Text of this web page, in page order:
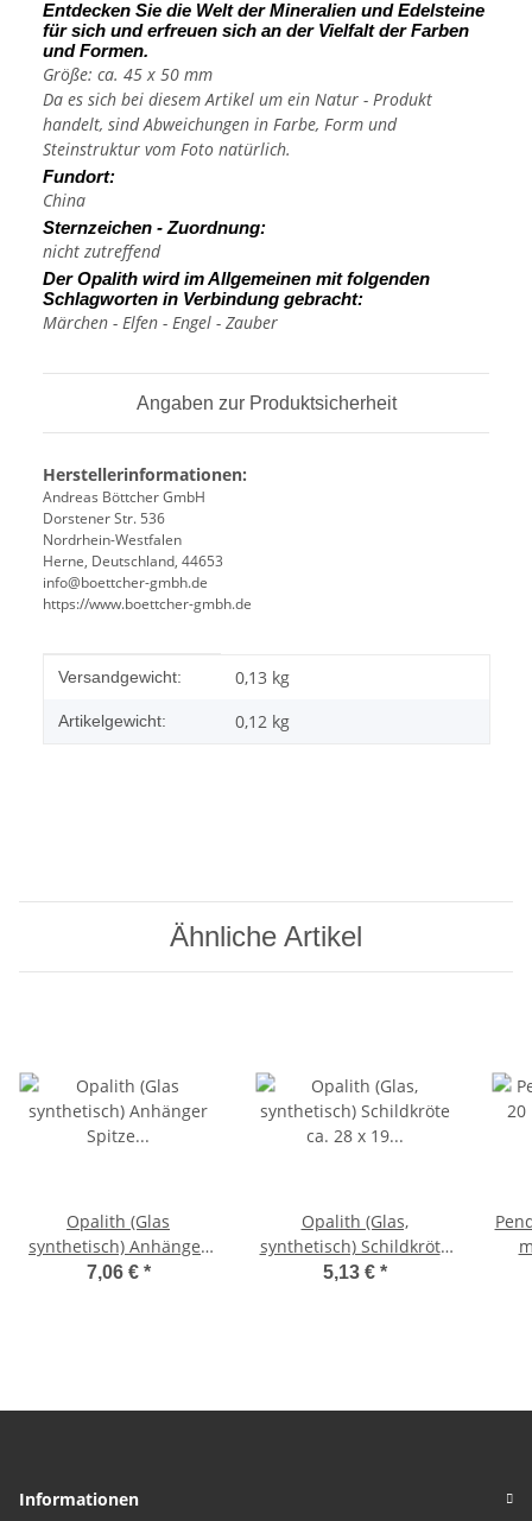
Entdecken Sie die Welt der Mineralien und Edelsteine
für sich und erfreuen sich an der Vielfalt der Farben
und Formen.
Größe: ca. 45 x 50 mm
Da es sich bei diesem Artikel um ein Natur - Produkt
handelt, sind Abweichungen in Farbe, Form und
Steinstruktur vom Foto natürlich.
Fundort:
China
Sternzeichen - Zuordnung:
nicht zutreffend
Der Opalith wird im Allgemeinen mit folgenden
Schlagworten in Verbindung gebracht:
Märchen - Elfen - Engel - Zauber
Angaben zur Produktsicherheit
Herstellerinformationen:
Andreas Böttcher GmbH
Dorstener Str. 536
Nordrhein-Westfalen
Herne, Deutschland, 44653
info@boettcher-gmbh.de
https://www.boettcher-gmbh.de
Produkteigenschaft
Wert
Versandgewicht: 0,13 kg
Artikelgewicht: 0,12 kg
Ähnliche Artikel
Opalith (Glas
synthetisch) Anhänger
Spitze Doppelender ca.
7,06 € *
Opalith (Glas,
synthetisch) Schildkröte
ca. 28 x 19 x 12 mm mit
5,13 € *
Informationen